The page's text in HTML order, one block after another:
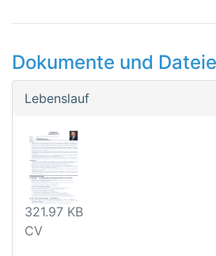
Dokumente und
Lebenslauf
321.97 KB
CV